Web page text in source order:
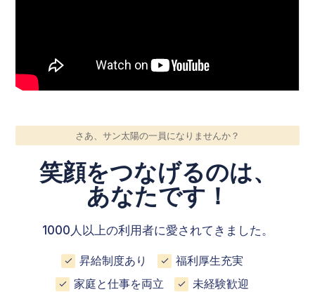
さあ、サン太陽の一員になりませんか？
笑顔をつなげるのは、
あなたです！
1000人以上の利用者に愛されてきました。
昇給制度あり
福利厚生充実
家庭と仕事を両立
未経験歓迎